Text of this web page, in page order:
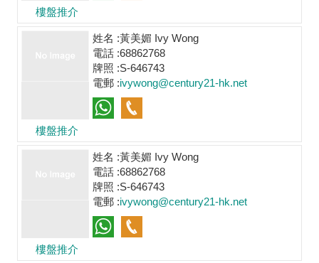
樓盤推介
樓盤推介
姓名 :黃美媚 Ivy Wong
電話 :68862768
牌照 :S-646743
電郵 :ivywong@century21-hk.net
樓盤推介
姓名 :黃美媚 Ivy Wong
電話 :68862768
牌照 :S-646743
電郵 :ivywong@century21-hk.net